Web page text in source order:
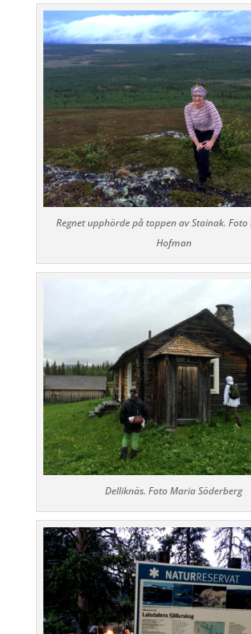
Regnet upphörde på toppen av Stainak.
Hofman
Delliknäs. Foto Maria Söderberg